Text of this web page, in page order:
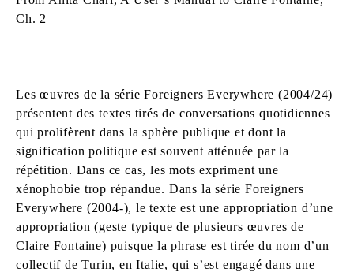
Ch. 2
———
Les œuvres de la série Foreigners Everywhere (2004/24)
présentent des textes tirés de conversations quotidiennes
qui prolifèrent dans la sphère publique et dont la
signification politique est souvent atténuée par la
répétition. Dans ce cas, les mots expriment une
xénophobie trop répandue. Dans la série Foreigners
Everywhere (2004-), le texte est une appropriation d’une
appropriation (geste typique de plusieurs œuvres de
Claire Fontaine) puisque la phrase est tirée du nom d’un
collectif de Turin, en Italie, qui s’est engagé dans une